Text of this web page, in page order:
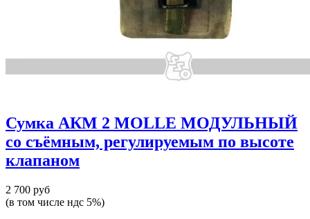
Сумка АКМ 2 MOLLE МОДУЛЬНЫЙ
со съёмным, регулируемым по высоте
клапаном
2 700 руб
(в том числе ндс 5%)